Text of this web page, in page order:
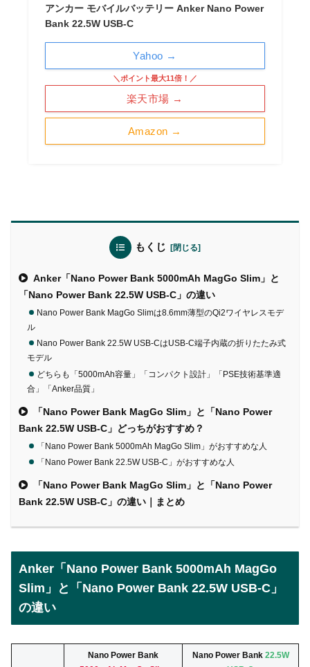
アンカー モバイルバッテリー Anker Nano Power
Bank 22.5W USB-C
Amazon →
＼ポイント最大11倍！／
楽天市場 →
Yahoo →
もくじ
Anker「Nano Power Bank 5000mAh MagGo Slim」と
「Nano Power Bank 22.5W USB-C」の違い
Nano Power Bank MagGo Slimは8.6mm薄型のQi2ワイヤレスモデ
ル
Nano Power Bank 22.5W USB-CはUSB-C端子内蔵の折りたたみ式
モデル
どちらも「5000mAh容量」「コンパクト設計」「PSE技術基準適
合」「Anker品質」
「Nano Power Bank MagGo Slim」と「Nano Power
Bank 22.5W USB-C」どっちがおすすめ？
「Nano Power Bank 5000mAh MagGo Slim」がおすすめな人
「Nano Power Bank 22.5W USB-C」がおすすめな人
「Nano Power Bank MagGo Slim」と「Nano Power
Bank 22.5W USB-C」の違い｜まとめ
Anker「Nano Power Bank 5000mAh MagGo
Slim」と「Nano Power Bank 22.5W USB-C」
の違い
Nano Power Bank
Nano Power Bank 22.5W